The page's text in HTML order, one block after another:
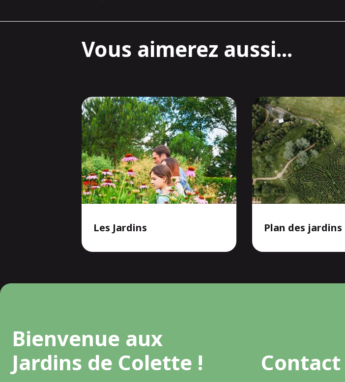
Vous aimerez aussi...
Les Jardins Plan des jardins
Bienvenue aux
Jardins de Colette !
Contact